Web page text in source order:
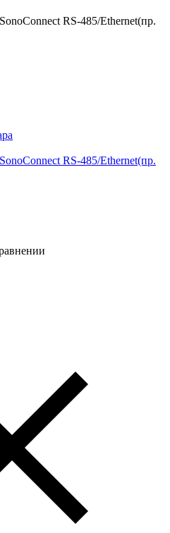
RS-485/Ethernet(пр.
RS-485/Ethernet(пр.